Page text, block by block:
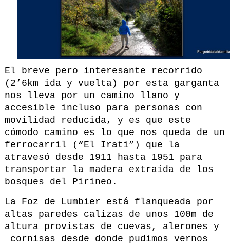
El breve pero interesante recorrido
(2’6km ida y vuelta) por esta garganta
nos lleva por un camino llano y
accesible incluso para personas con
movilidad reducida, y es que este
cómodo camino es lo que nos queda de un
ferrocarril (“El Irati”) que la
atravesó desde 1911 hasta 1951 para
transportar la madera extraída de los
bosques del Pirineo.
La Foz de Lumbier está flanqueada por
altas paredes calizas de unos 100m de
altura provistas de cuevas, alerones y
cornisas desde donde pudimos vernos